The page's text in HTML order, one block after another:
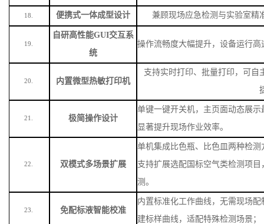
18. 便携式一体成型设计 兼顾现场应急检测与实验室精
19.
自研高性能GUI交互系
统
操作流畅度大幅提升，设备运行
20. 内置微型热敏打印机
支持实时打印、批量打印，可自
21. 极简操作设计
单键一键开关机，主页面动态展
显著提升现场作业效率。
22. 双模式多场景扩展
单机集成比色瓶、比色皿两种检
支持扩展选配国标空气类检测项
测。
23. 免配标液智能校准
内置标准化工作曲线，无需现场
建标样曲线，适配特殊检测场景 ；